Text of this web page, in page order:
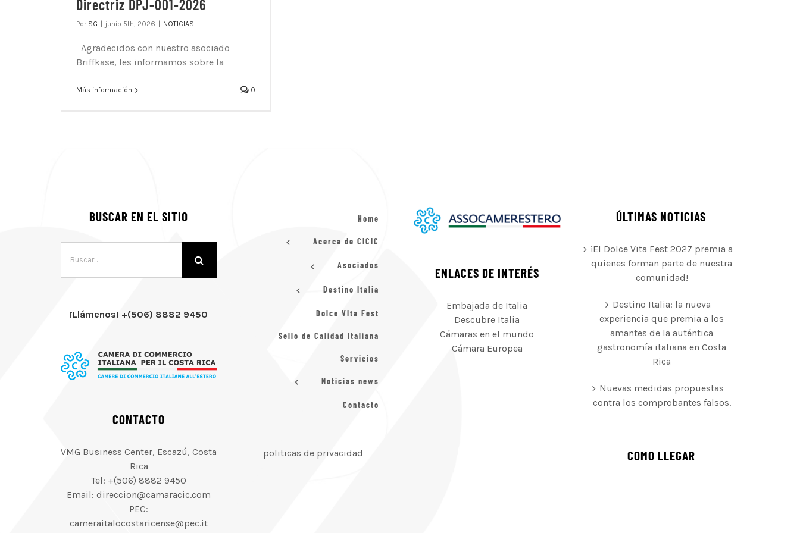
Directriz DPJ-001-2026
Por SG | junio 5th, 2026 | NOTICIAS
Agradecidos con nuestro asociado
Briffkase, les informamos sobre la
Más información 0
BUSCAR EN EL SITIO
¡Llámenos! +(506) 8882 9450
CONTACTO
VMG Business Center, Escazú, Costa
Rica
Tel: +(506) 8882 9450
Email: direccion@camaracic.com
PEC:
cameraitalocostaricense@pec.it
Home
Acerca de CICIC
Asociados
Destino Italia
Dolce VIta Fest
Sello de Calidad Italiana
Servicios
Noticias news
Contacto
politicas de privacidad
ENLACES DE INTERÉS
Embajada de Italia
Descubre Italia
Cámaras en el mundo
Cámara Europea
ÚLTIMAS NOTICIAS
¡El Dolce Vita Fest 2027 premia a
quienes forman parte de nuestra
comunidad!
Destino Italia: la nueva
experiencia que premia a los
amantes de la auténtica
gastronomía italiana en Costa
Rica
Nuevas medidas propuestas
contra los comprobantes falsos.
COMO LLEGAR